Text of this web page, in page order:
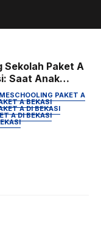
Sekolah Paket A
Saat Anak
Saja”, Tapi
Berkembang
PAKET A
A BEKASI
A DI BEKASI
A DI BEKASI